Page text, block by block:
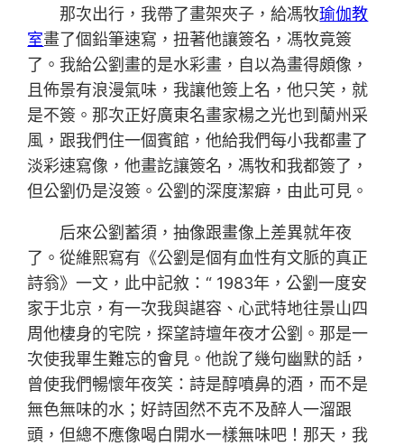
那次出行，我帶了畫架夾子，給馮牧瑜伽教
室畫了個鉛筆速寫，扭著他讓簽名，馮牧竟簽
了。我給公劉畫的是水彩畫，自以為畫得頗像，
且佈景有浪漫氣味，我讓他簽上名，他只笑，就
是不簽。那次正好廣東名畫家楊之光也到蘭州采
風，跟我們住一個賓館，他給我們每小我都畫了
淡彩速寫像，他畫訖讓簽名，馮牧和我都簽了，
但公劉仍是沒簽。公劉的深度潔癖，由此可見。
后來公劉蓄須，抽像跟畫像上差異就年夜
了。從維熙寫有《公劉是個有血性有文脈的真正
詩翁》一文，此中記敘：“ 1983年，公劉一度安
家于北京，有一次我與諶容、心武特地往景山四
周他棲身的宅院，探望詩壇年夜才公劉。那是一
次使我畢生難忘的會見。他說了幾句幽默的話，
曾使我們暢懷年夜笑：詩是醇噴鼻的酒，而不是
無色無味的水；好詩固然不克不及醉人一溜跟
頭，但總不應像喝白開水一樣無味吧！那天，我